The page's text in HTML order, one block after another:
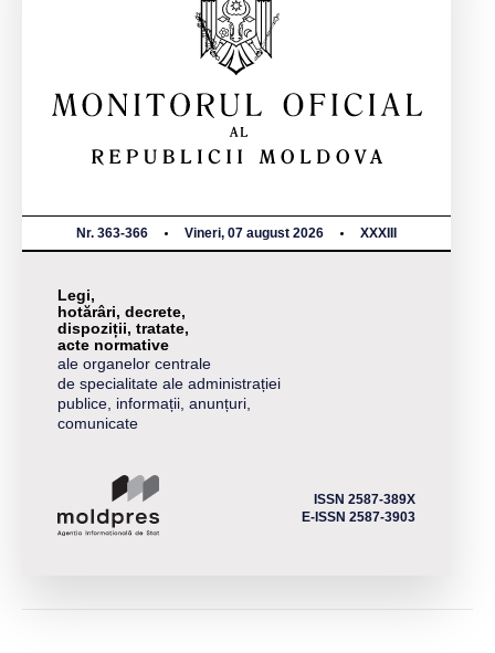
Nr. 363-366 Vineri, 07 august 2026 XXXIII
Legi,
hotărâri, decrete,
dispoziții, tratate,
acte normative
ale organelor centrale
de specialitate ale administrației
publice, informații, anunțuri,
comunicate
ISSN 2587-389X
E-ISSN 2587-3903